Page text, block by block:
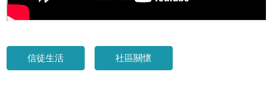
信徒生活 社區關懷